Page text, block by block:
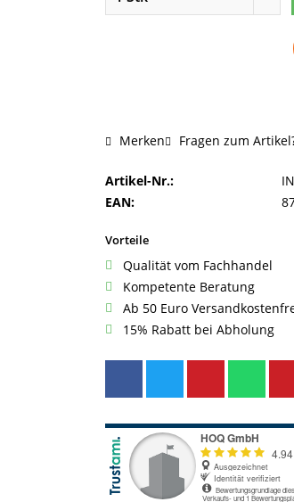
Merken Fragen zum
Artikel-Nr.:
EAN:
Vorteile
Qualität vom Fachhandel
Kompetente Beratung
Ab 50 Euro
15% Rabatt bei Abholung